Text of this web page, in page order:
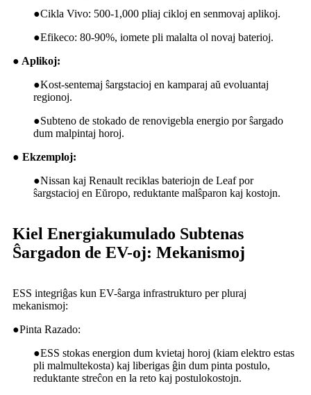
●Cikla Vivo: 500-1,000 pliaj cikloj en senmovaj aplikoj.
●Efikeco: 80-90%, iomete pli malalta ol novaj baterioj.
● Aplikoj:
●Kost-sentemaj ŝargstacioj en kamparaj aŭ evoluantaj
regionoj.
●Subteno de stokado de renovigebla energio por ŝargado
dum malpintaj horoj.
● Ekzemploj:
●Nissan kaj Renault reciklas bateriojn de Leaf por
ŝargstacioj en Eŭropo, reduktante malŝparon kaj kostojn.
Kiel Energiakumulado Subtenas
Ŝargadon de EV-oj: Mekanismoj
ESS integriĝas kun EV-ŝarga infrastrukturo per pluraj
mekanismoj:
●Pinta Razado:
●ESS stokas energion dum kvietaj horoj (kiam elektro estas
pli malmultekosta) kaj liberigas ĝin dum pinta postulo,
reduktante streĉon en la reto kaj postulokostojn.